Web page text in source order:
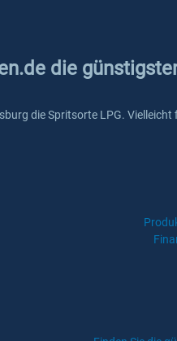
die
die Spritsorte LPG.